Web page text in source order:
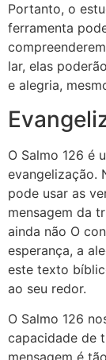
Portanto, o
ferramenta
lar, elas
e alegria,
O Salmo 126 é
evangelização.
pode usar as
mensagem da
ainda não O
esperança, a
este texto
ao seu redor.
O Salmo 126
capacidade de